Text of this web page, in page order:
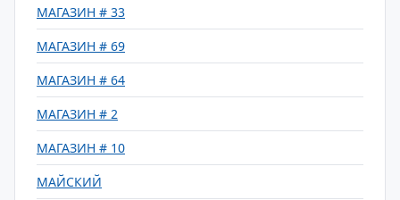
МАГАЗИН # 33
МАГАЗИН # 69
МАГАЗИН # 64
МАГАЗИН # 2
МАГАЗИН # 10
МАЙСКИЙ